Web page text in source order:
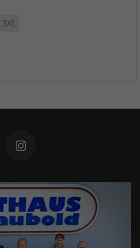
3XL